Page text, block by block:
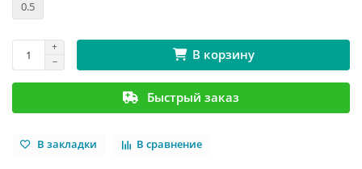
0.5
В корзину
Быстрый заказ
В закладки В сравнение